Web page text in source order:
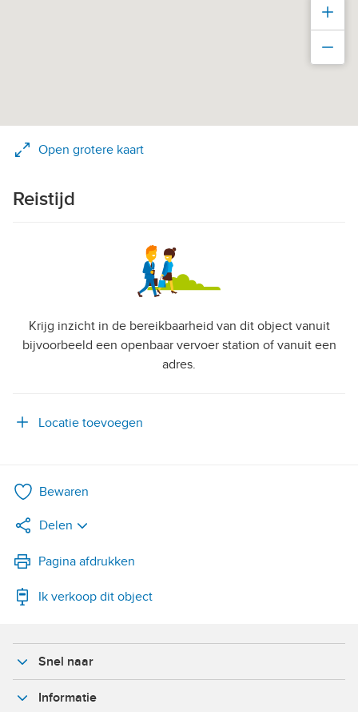
Open grotere kaart
Reistijd
Krijg inzicht in de bereikbaarheid van dit object vanuit
bijvoorbeeld een openbaar vervoer station of vanuit een
adres.
Locatie toevoegen
Bewaren
Delen
LinkedIn
WhatsApp
Facebook
Pagina afdrukken
Ik verkoop dit object
Snel naar
Informatie